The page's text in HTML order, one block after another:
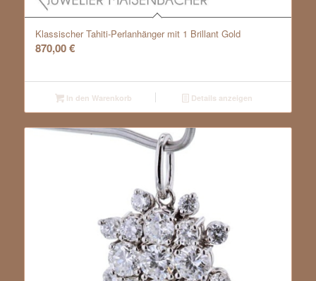
Klassischer Tahiti-Perlanhänger mit 1 Brillant Gold
870,00€
In den Warenkorb Details anzeigen